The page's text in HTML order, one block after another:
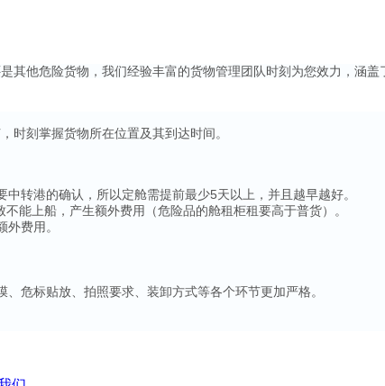
其他危险货物，我们经验丰富的货物管理团队时刻为您效力，涵
刻掌握货物所在位置及其到达时间。
港的确认，所以定舱需提前最少5天以上，并且越早越好。
上船，产生额外费用（危险品的舱租柜租要高于普货）。
费用。
标贴放、拍照要求、装卸方式等各个环节更加严格。